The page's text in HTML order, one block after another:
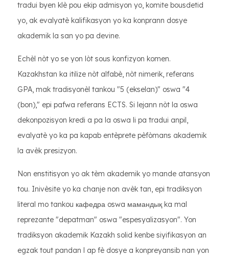
tradui byen klè pou ekip admisyon yo, komite bousdetid
yo, ak evalyatè kalifikasyon yo ka konprann dosye
akademik la san yo pa devine.
Echèl nòt yo se yon lòt sous konfizyon komen.
Kazakhstan ka itilize nòt alfabè, nòt nimerik, referans
GPA, mak tradisyonèl tankou "5 (ekselan)" oswa "4
(bon)," epi pafwa referans ECTS. Si lejann nòt la oswa
dekonpozisyon kredi a pa la oswa li pa tradui anpil,
evalyatè yo ka pa kapab entèprete pèfòmans akademik
la avèk presizyon.
Non enstitisyon yo ak tèm akademik yo mande atansyon
tou. Inivèsite yo ka chanje non avèk tan, epi tradiksyon
literal mo tankou кафедра oswa мамандық ka mal
reprezante "depatman" oswa "espesyalizasyon". Yon
tradiksyon akademik Kazakh solid kenbe siyifikasyon an
egzak tout pandan l ap fè dosye a konpreyansib nan yon